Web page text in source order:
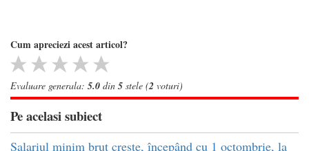
Cum apreciezi acest articol?
Evaluare generala: 5.0 din 5 stele (2 voturi)
Pe acelasi subiect
Salariul minim brut crește, începând cu 1 octombrie, la